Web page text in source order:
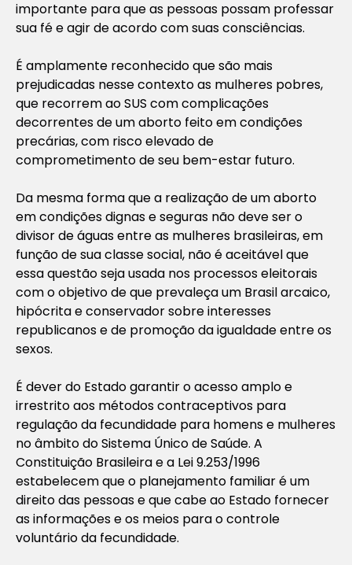
importante para que as pessoas possam professar
sua fé e agir de acordo com suas consciências.
É amplamente reconhecido que são mais
prejudicadas nesse contexto as mulheres pobres,
que recorrem ao SUS com complicações
decorrentes de um aborto feito em condições
precárias, com risco elevado de
comprometimento de seu bem-estar futuro.
Da mesma forma que a realização de um aborto
em condições dignas e seguras não deve ser o
divisor de águas entre as mulheres brasileiras, em
função de sua classe social, não é aceitável que
essa questão seja usada nos processos eleitorais
com o objetivo de que prevaleça um Brasil arcaico,
hipócrita e conservador sobre interesses
republicanos e de promoção da igualdade entre os
sexos.
É dever do Estado garantir o acesso amplo e
irrestrito aos métodos contraceptivos para
regulação da fecundidade para homens e mulheres
no âmbito do Sistema Único de Saúde. A
Constituição Brasileira e a Lei 9.253/1996
estabelecem que o planejamento familiar é um
direito das pessoas e que cabe ao Estado fornecer
as informações e os meios para o controle
voluntário da fecundidade.